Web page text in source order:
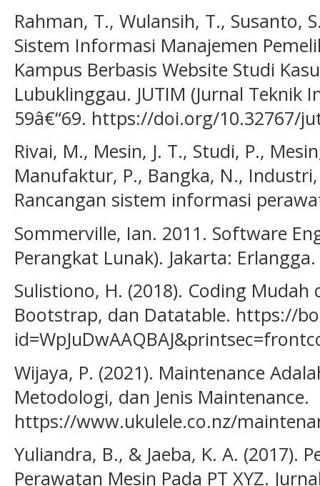
Rahman, T., Wulansih, T., Susanto,
Sistem Informasi Manajemen
Kampus Berbasis Website Studi
Lubuklinggau. JUTIM (Jurnal Teknik
59â€“69. https://doi.org/10.32767/
Rivai, M., Mesin, J. T., Studi, P.,
Manufaktur, P., Bangka, N.,
Rancangan sistem informasi
Sommerville, Ian. 2011. Software
Perangkat Lunak). Jakarta: Erlangga.
Sulistiono, H. (2018). Coding Mudah
Bootstrap, dan Datatable. https://
Wijaya, P. (2021). Maintenance
Metodologi, dan Jenis Maintenance.
https://www.ukulele.co.nz/
Yuliandra, B., & Jaeba, K. A. (2017).
Perawatan Mesin Pada PT XYZ.